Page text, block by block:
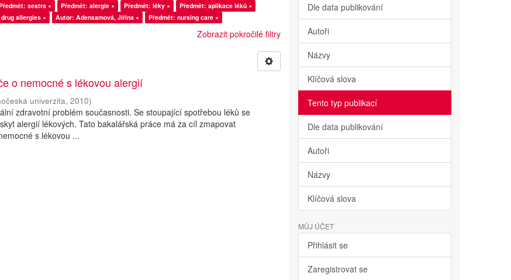
sestra × Předmět: alergie × Předmět: léky ×
Předmět: aplikace léků ×
allergies × Autor: Adensamová, Jiřina × Předmět: nursing care ×
Zobrazit pokročilé filtry
o nemocné s lékovou alergií
univerzita,2010)
zdravotní problém současnosti. Se stoupající spotřebou léků se
alergií lékových. Tato bakalářská práce má za cíl zmapovat
s lékovou ...
Dle data publikování
Autoři
Názvy
Klíčová slova
Tento typ publikací
Dle data publikování
Autoři
Názvy
Klíčová slova
MŮJ ÚČET
Přihlásit se
Zaregistrovat se